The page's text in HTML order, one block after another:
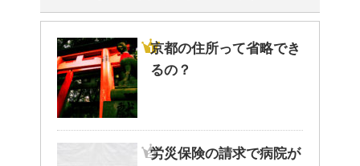
京都の住所って省略でき
るの？
労災保険の請求で病院が